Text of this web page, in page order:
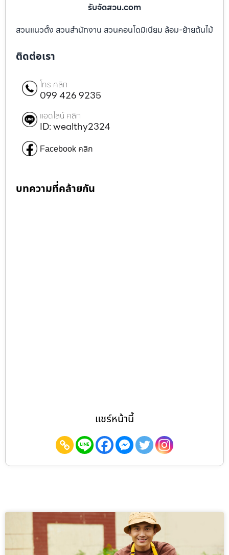
รับจัดสวน.com
สวนแนวตั้ง สวนสำนักงาน สวนคอนโดมิเนียม ล้อม-ย้ายต้นไม้
ติดต่อเรา
โทร คลิก
099 426 9235
แอดไลน์ คลิก
ID: wealthy2324
Facebook คลิก
บทความที่คล้ายกัน
แชร์หน้านี้